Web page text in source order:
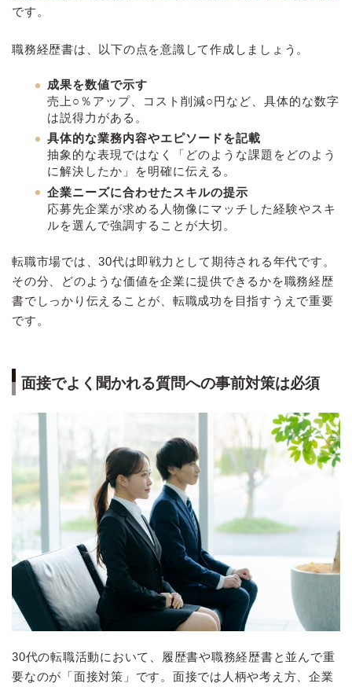
です。
職務経歴書は、以下の点を意識して作成しましょう。
成果を数値で示す
売上○％アップ、コスト削減○円など、具体的な数字
は説得力がある。
具体的な業務内容やエピソードを記載
抽象的な表現ではなく「どのような課題をどのよう
に解決したか」を明確に伝える。
企業ニーズに合わせたスキルの提示
応募先企業が求める人物像にマッチした経験やスキ
ルを選んで強調することが大切。
転職市場では、30代は即戦力として期待される年代です。
その分、どのような価値を企業に提供できるかを職務経歴
書でしっかり伝えることが、転職成功を目指すうえで重要
です。
面接でよく聞かれる質問への事前対策は必須
30代の転職活動において、履歴書や職務経歴書と並んで重
要なのが「面接対策」です。面接では人柄や考え方、企業